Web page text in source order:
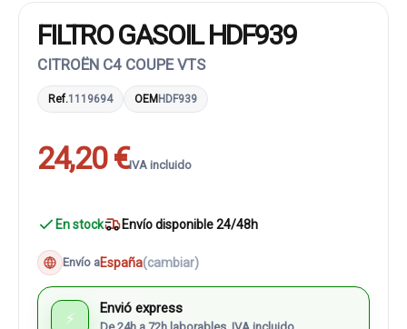
FILTRO GASOIL HDF939
CITROËN C4 COUPE VTS
Ref.1119694 OEMHDF939
24,20 €IVA incluido
En stock Envío disponible 24/48h
Envío aEspaña(cambiar)
⚡
Envió express